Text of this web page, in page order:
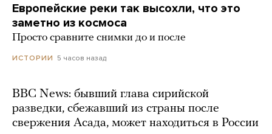
Европейские реки так высохли, что это
заметно из космоса
Просто сравните снимки до и после
ИСТОРИИ 5 часов назад
BBC News: бывший глава сирийской
разведки, сбежавший из страны после
свержения Асада, может находиться в России